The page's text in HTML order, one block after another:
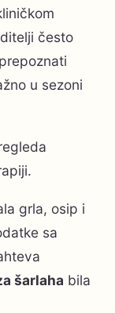
često
u sezoni
grla, osip i
sa
šarlaha bila